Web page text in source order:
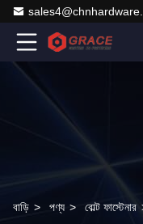
বাড়ি > পণ্য > বোল্ট ফাস্টেনার